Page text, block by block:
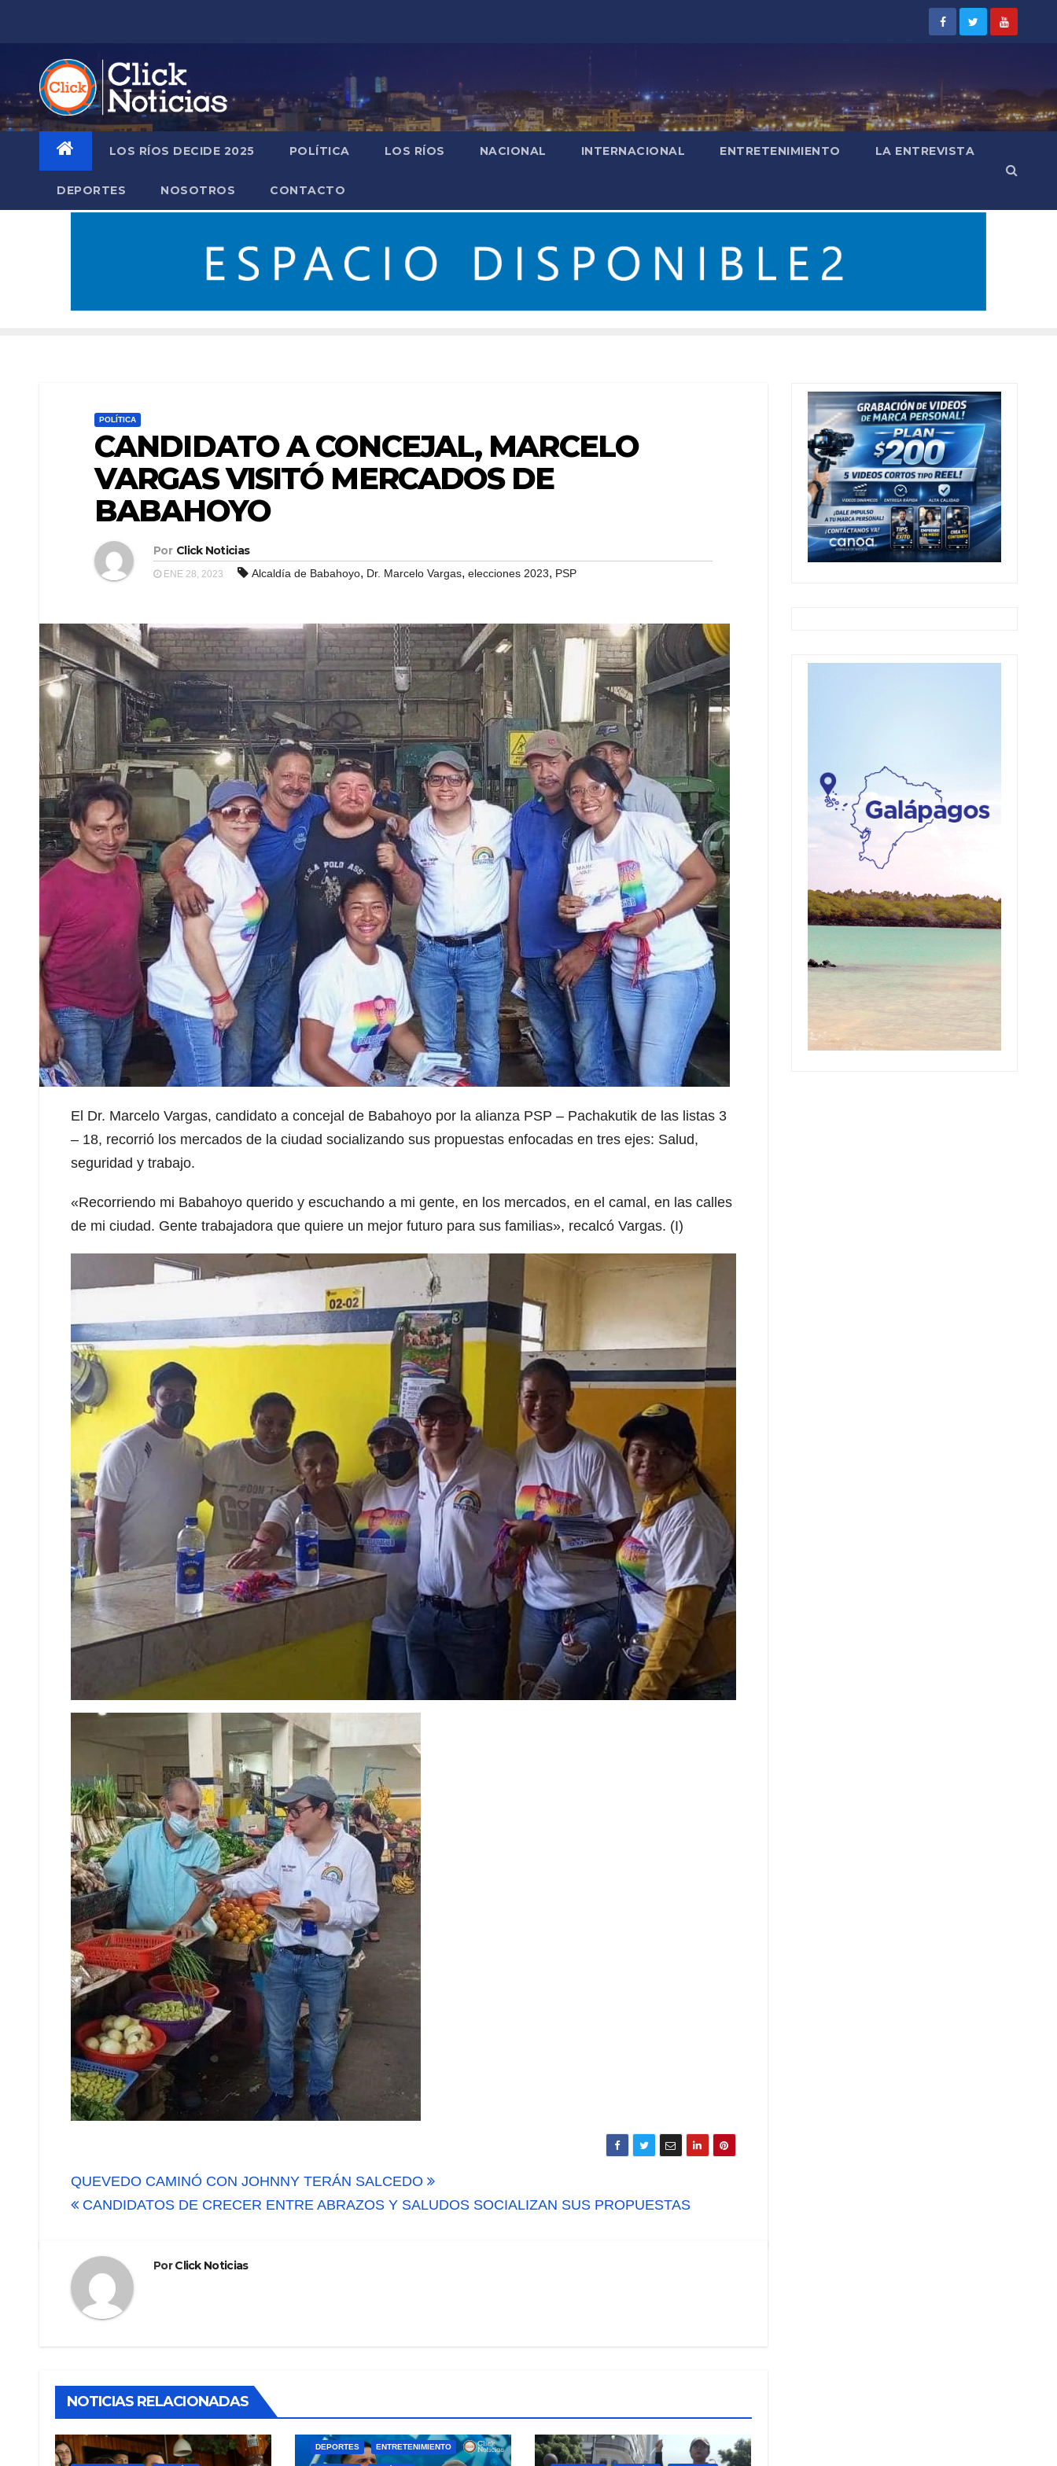
LOS RÍOS DECIDE 2025 POLÍTICA LOS RÍOS NACIONAL INTERNACIONAL ENTRETENIMIENTO LA ENTREVISTA
DEPORTES NOSOTROS CONTACTO
POLÍTICA
CANDIDATO A CONCEJAL, MARCELO
VARGAS VISITÓ MERCADOS DE
BABAHOYO
Por Click Noticias
ENE 28, 2023 Alcaldía de Babahoyo, Dr. Marcelo Vargas, elecciones 2023, PSP
El Dr. Marcelo Vargas, candidato a concejal de Babahoyo por la alianza PSP – Pachakutik de las listas 3
– 18, recorrió los mercados de la ciudad socializando sus propuestas enfocadas en tres ejes: Salud,
seguridad y trabajo.
«Recorriendo mi Babahoyo querido y escuchando a mi gente, en los mercados, en el camal, en las calles
de mi ciudad. Gente trabajadora que quiere un mejor futuro para sus familias», recalcó Vargas. (I)
Navegación
de
QUEVEDO CAMINÓ CON JOHNNY TERÁN SALCEDO
CANDIDATOS DE CRECER ENTRE ABRAZOS Y SALUDOS SOCIALIZAN SUS PROPUESTAS
PorClick Noticias
NOTICIAS RELACIONADAS
DEPORTES ENTRETENIMIENTO